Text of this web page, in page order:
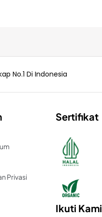
No.1 Di Indonesia
Privasi
Sertifikat
Ikuti Kami